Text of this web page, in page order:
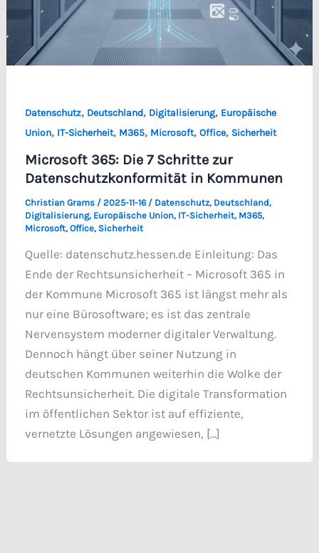
Datenschutz, Deutschland, Digitalisierung, Europäische
Union, IT-Sicherheit, M365, Microsoft, Office, Sicherheit
Microsoft 365: Die 7 Schritte zur
Datenschutzkonformität in Kommunen
Christian Grams / 2025-11-16 / Datenschutz, Deutschland,
Digitalisierung, Europäische Union, IT-Sicherheit, M365,
Microsoft, Office, Sicherheit
Quelle: datenschutz.hessen.de Einleitung: Das
Ende der Rechtsunsicherheit – Microsoft 365 in
der Kommune Microsoft 365 ist längst mehr als
nur eine Bürosoftware; es ist das zentrale
Nervensystem moderner digitaler Verwaltung.
Dennoch hängt über seiner Nutzung in
deutschen Kommunen weiterhin die Wolke der
Rechtsunsicherheit. Die digitale Transformation
im öffentlichen Sektor ist auf effiziente,
vernetzte Lösungen angewiesen, […]